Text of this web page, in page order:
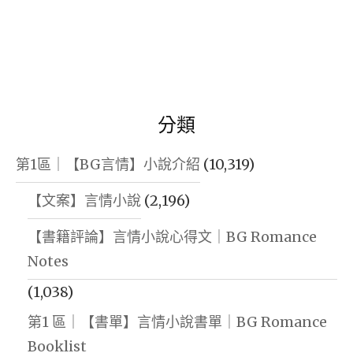
分類
第1區｜【BG言情】小說介紹 (10,319)
【文案】言情小說 (2,196)
【書籍評論】言情小說心得文｜BG Romance
Notes
(1,038)
第1 區｜【書單】言情小說書單｜BG Romance
Booklist